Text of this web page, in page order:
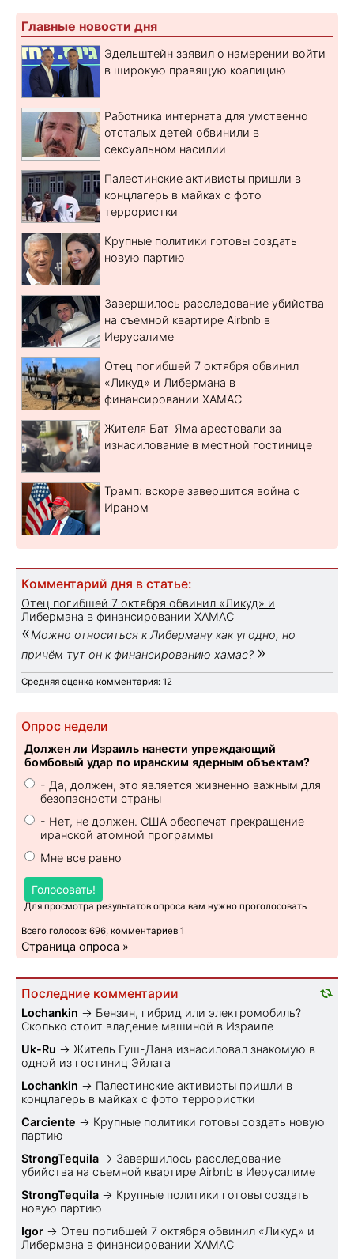
Главные новости дня
Эдельштейн заявил о намерении войти
в широкую правящую коалицию
Работника интерната для умственно
отсталых детей обвинили в
сексуальном насилии
Палестинские активисты пришли в
концлагерь в майках с фото
террористки
Крупные политики готовы создать
новую партию
Завершилось расследование убийства
на съемной квартире Airbnb в
Иерусалиме
Отец погибшей 7 октября обвинил
«Ликуд» и Либермана в
финансировании ХАМАС
Жителя Бат-Яма арестовали за
изнасилование в местной гостинице
Трамп: вскоре завершится война с
Ираном
Комментарий дня в статье:
Отец погибшей 7 октября обвинил «Ликуд» и
Либермана в финансировании ХАМАС
«Можно относиться к Либерману как угодно, но
причём тут он к финансированию хамас? »
Средняя оценка комментария: 12
Опрос недели
Должен ли Израиль нанести упреждающий
бомбовый удар по иранским ядерным объектам?
- Да, должен, это является жизненно важным для
безопасности страны
- Нет, не должен. США обеспечат прекращение
иранской атомной программы
Мне все равно
Голосовать!
Для просмотра результатов опроса вам нужно проголосовать
Всего голосов: 696, комментариев 1
Страница опроса »
Последние комментарии
Lochankin → Бензин, гибрид или электромобиль?
Cколько стоит владение машиной в Израиле
Uk-Ru → Житель Гуш-Дана изнасиловал знакомую в
одной из гостиниц Эйлата
Lochankin → Палестинские активисты пришли в
концлагерь в майках с фото террористки
Carciente → Крупные политики готовы создать новую
партию
StrongTequila → Завершилось расследование
убийства на съемной квартире Airbnb в Иерусалиме
StrongTequila → Крупные политики готовы создать
новую партию
Igor → Отец погибшей 7 октября обвинил «Ликуд» и
Либермана в финансировании ХАМАС